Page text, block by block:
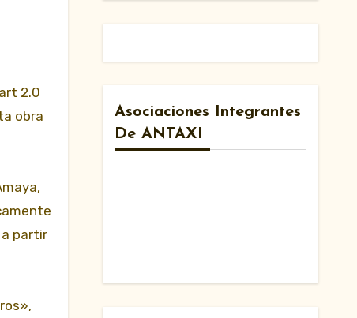
2.0
obra
a partir
Asociaciones Integrantes
De ANTAXI